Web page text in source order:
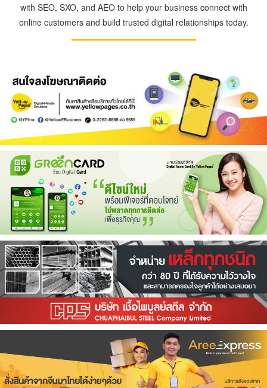
with SEO, SXO, and AEO to help your business connect with
online customers and build trusted digital relationships today.